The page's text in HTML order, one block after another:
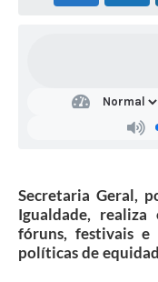
Secretaria Geral,
Igualdade,
fóruns, festivais e
políticas de